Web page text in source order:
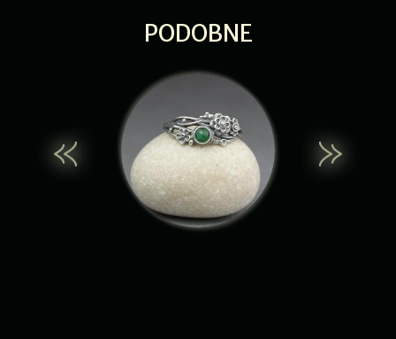
PODOBNE